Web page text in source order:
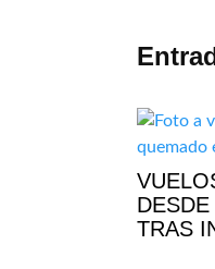
TRAS